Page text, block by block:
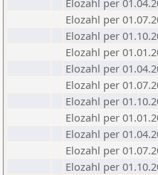
Elozahl per
Elozahl per
Elozahl per
Elozahl per
Elozahl per
Elozahl per
Elozahl per
Elozahl per
Elozahl per
Elozahl per
Elozahl per